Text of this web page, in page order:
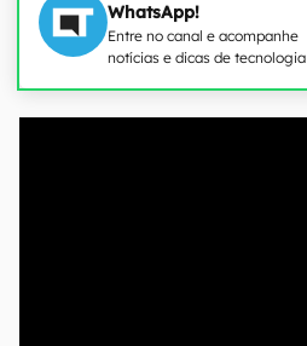
WhatsApp!
Entre no canal e acompanhe
notícias e dicas de tecnologia